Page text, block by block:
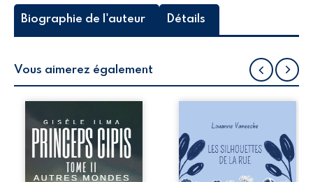
Biographie de l'auteur Détails
Vous aimerez également
Les diamants
d’Aurélius,
engloutis dans les
ténèbres, mènent
Raphaël et Loïc
vers un mystère
la rue donne la
parole à six
personnages
ordinaires,
traversés par des